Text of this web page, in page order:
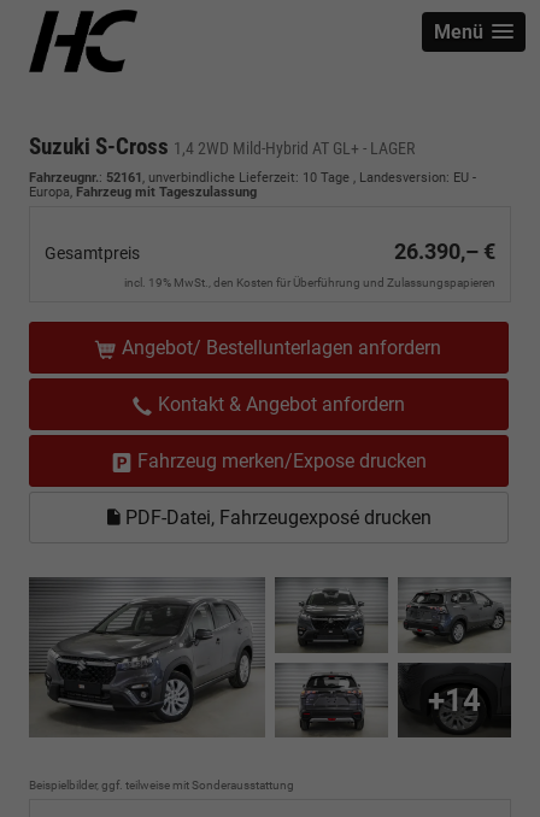
Menü
Suzuki S-Cross 1,4 2WD Mild-Hybrid AT GL+ - LAGER
Fahrzeugnr.: 52161 , unverbindliche Lieferzeit: 10 Tage , Landesversion: EU -
Europa, Fahrzeug mit Tageszulassung
Gesamtpreis 26.390,– €
incl. 19% MwSt., den Kosten für Überführung und Zulassungspapieren
Angebot/ Bestellunterlagen anfordern
Kontakt & Angebot anfordern
Fahrzeug merken/Expose drucken
PDF-Datei, Fahrzeugexposé drucken
+14
Beispielbilder, ggf. teilweise mit Sonderausstattung